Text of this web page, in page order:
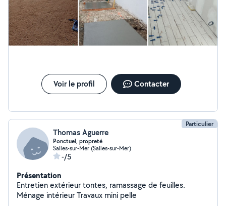
Voir le profil Contacter
Particulier
Thomas Aguerre
Ponctuel, propreté
Salles-sur-Mer (Salles-sur-Mer)
-/5
Présentation
Entretien extérieur tontes, ramassage de feuilles.
Ménage intérieur Travaux mini pelle